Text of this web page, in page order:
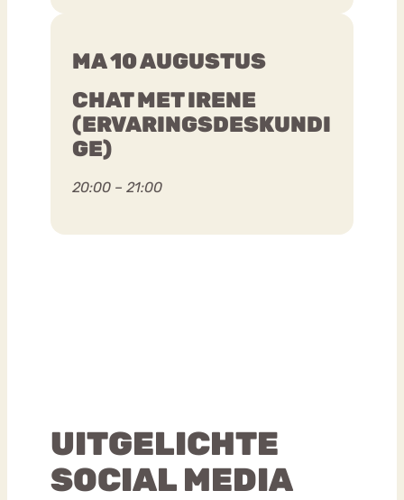
MA 10 AUGUSTUS
CHAT MET IRENE
(ERVARINGSDESKUNDI
GE)
20:00 – 21:00
UITGELICHTE
SOCIAL MEDIA